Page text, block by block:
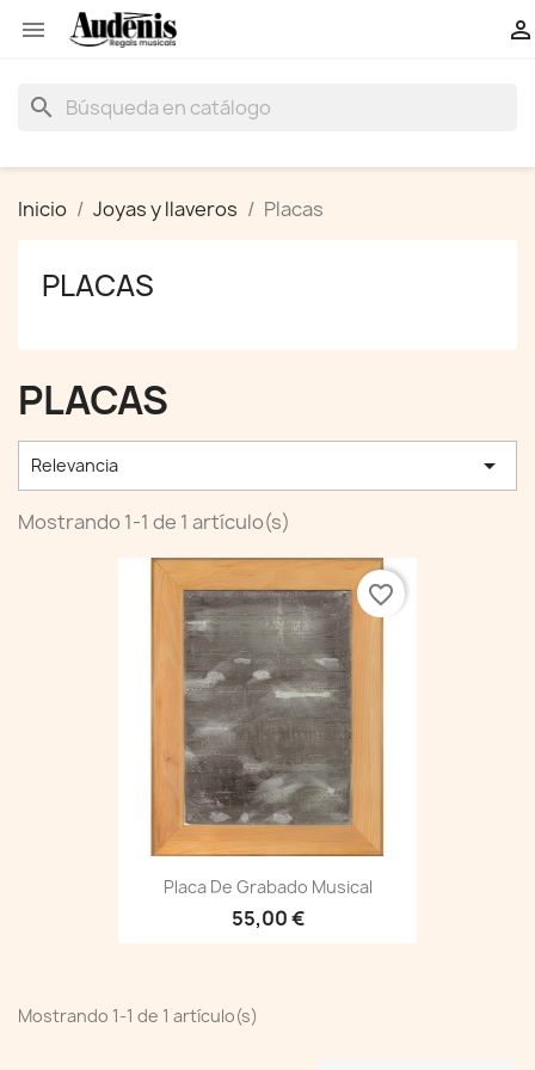
 
search
Inicio Joyas y llaveros Placas
PLACAS
PLACAS
Relevancia 
Mostrando 1-1 de 1 artículo(s)
Placa De Grabado Musical
55,00 €
favorite_border
Mostrando 1-1 de 1 artículo(s)